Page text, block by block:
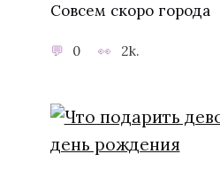
Совсем скоро города
0 2k.